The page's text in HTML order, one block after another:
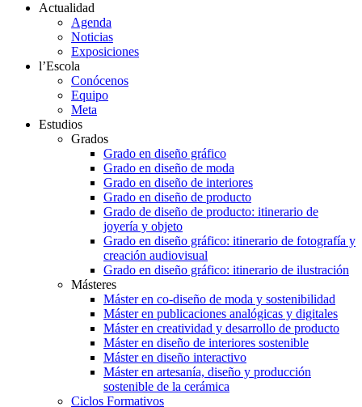
Actualidad
Agenda
Noticias
Exposiciones
l’Escola
Conócenos
Equipo
Meta
Estudios
Grados
Grado en diseño gráfico
Grado en diseño de moda
Grado en diseño de interiores
Grado en diseño de producto
Grado de diseño de producto: itinerario de
joyería y objeto
Grado en diseño gráfico: itinerario de fotografía y
creación audiovisual
Grado en diseño gráfico: itinerario de ilustración
Másteres
Máster en co-diseño de moda y sostenibilidad
Máster en publicaciones analógicas y digitales
Máster en creatividad y desarrollo de producto
Máster en diseño de interiores sostenible
Máster en diseño interactivo
Máster en artesanía, diseño y producción
sostenible de la cerámica
Ciclos Formativos